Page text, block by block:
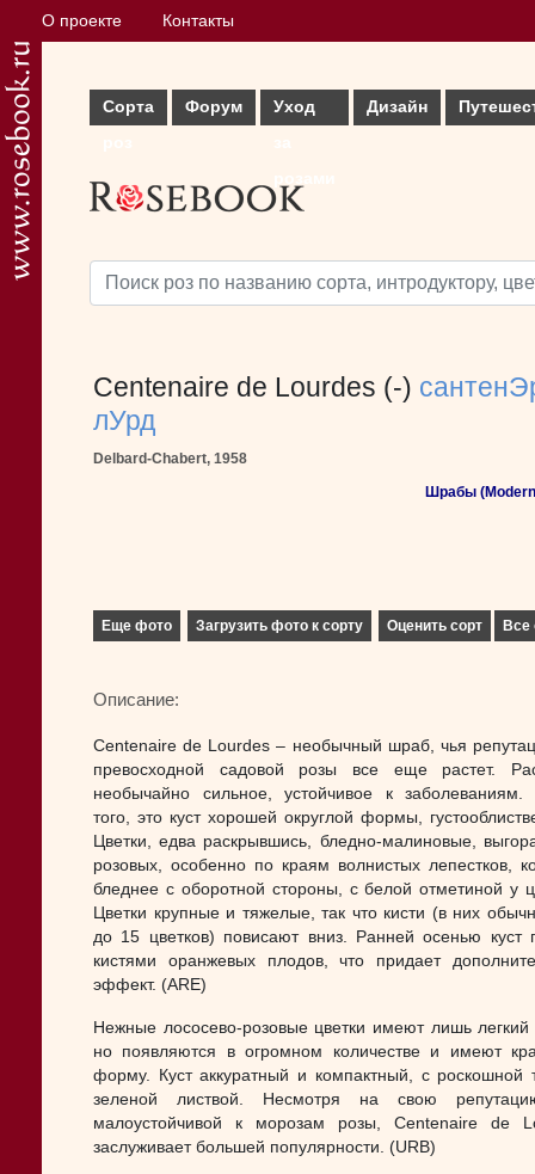
О проекте Контакты
Сорта
Форум
Уход
Дизайн
Centenaire de Lourdes (-)
лУрд
Delbard-Chabert, 1958
Шрабы
Еще фото Загрузить фото к сорту Оценить сорт Все
Описание:
Centenaire de Lourdes – необычный шраб, чья
превосходной садовой розы все еще растет.
необычайно сильное, устойчивое к заболеваниям.
того, это куст хорошей округлой формы,
Цветки, едва раскрывшись, бледно-малиновые,
розовых, особенно по краям волнистых лепестков,
бледнее с оборотной стороны, с белой отметиной у
Цветки крупные и тяжелые, так что кисти (в них
до 15 цветков) повисают вниз. Ранней осенью куст
кистями оранжевых плодов, что придает
эффект. (ARE)
Нежные лососево-розовые цветки имеют лишь легкий
но появляются в огромном количестве и имеют
форму. Куст аккуратный и компактный, с роскошной
зеленой листвой. Несмотря на свою
малоустойчивой к морозам розы, Centenaire de
заслуживает большей популярности. (URB)